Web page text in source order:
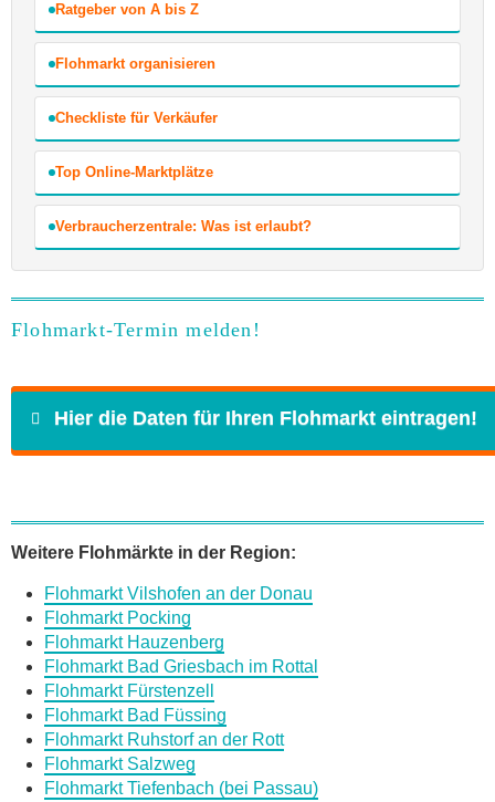
Ratgeber von A bis Z
Flohmarkt organisieren
Checkliste für Verkäufer
Top Online-Marktplätze
Verbraucherzentrale: Was ist erlaubt?
Flohmarkt-Termin melden!
Hier die Daten für Ihren Flohmarkt eintragen!
E-Mail*
Daten des Flohmarkts
Weitere Flohmärkte in der Region:
Flohmarkt Vilshofen an der Donau
Flohmarkt Pocking
Flohmarkt Hauzenberg
Flohmarkt Bad Griesbach im Rottal
Flohmarkt Fürstenzell
Flohmarkt Bad Füssing
Flohmarkt Ruhstorf an der Rott
Flohmarkt Salzweg
Flohmarkt Tiefenbach (bei Passau)